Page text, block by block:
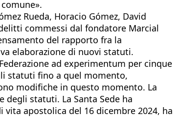
Rueda, Horacio Gómez, David
commessi dal fondatore Marcial
del rapporto fra la
elaborazione di nuovi statuti.
ad experimentum per cinque
statuti fino a quel momento,
modifiche in questo momento. La
degli statuti. La Santa Sede ha
apostolica del 16 dicembre 2024, ha